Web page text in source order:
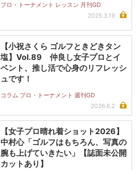
プロ・トーナメント レッスン 月刊GD
2025.3.19
【小祝さくら ゴルフときどきタン
塩】Vol.89 仲良し女子プロとイ
ベント、推し活で心身のリフレッシ
ュです！
コラム プロ・トーナメント 週刊GD
2026.6.2
【女子プロ晴れ着ショット2026】
中村心「ゴルフはもちろん、写真の
腕も上げていきたい」【誌面未公開
カットあり】